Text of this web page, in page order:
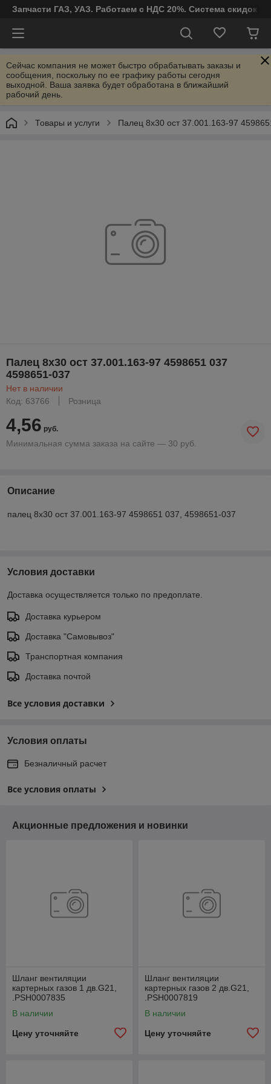
Запчасти ГАЗ, УАЗ. Работаем с НДС 20%. Система скидок
Сейчас компания не может быстро обрабатывать заказы и
сообщения, поскольку по ее графику работы сегодня
выходной. Ваша заявка будет обработана в ближайший
рабочий день.
Товары и услуги Палец 8х30 ост 37.001.163-97
Палец 8х30 ост 37.001.163-97 4598651 037
4598651-037
Нет в наличии
Код: 63766
Розница
4,56 руб.
Минимальная сумма заказа на сайте — 30 руб.
Описание
палец 8х30 ост 37.001.163-97 4598651 037, 4598651-037
Условия доставки
Доставка осуществляется только по предоплате.
Доставка курьером
Доставка "Самовывоз"
Транспортная компания
Доставка почтой
Все условия доставки
Условия оплаты
Безналичный расчет
Все условия оплаты
Акционные предложения и новинки
Шланг вентиляции
картерных газов 1 дв.G21,
.РSН0007835
В наличии
Цену уточняйте
Шланг вентиляции
картерных газов 2 дв.G21,
.РSН0007819
В наличии
Цену уточняйте